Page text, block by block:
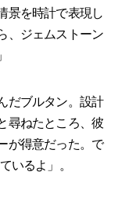
景を時計で表現し
、ジェムストーン
だブルタン。設計
尋ねたところ、彼
が得意だった。で
いるよ」。